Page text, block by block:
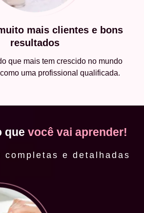
mais clientes e bons
resultados
que mais tem crescido no mundo
uma profissional qualificada.
que você vai aprender!
completas e detalhadas